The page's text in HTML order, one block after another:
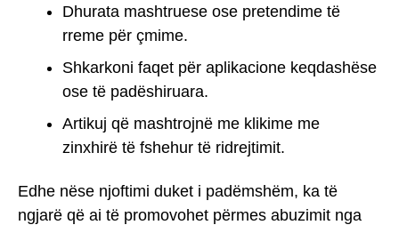
Dhurata mashtruese ose pretendime të
rreme për çmime.
Shkarkoni faqet për aplikacione keqdashëse
ose të padëshiruara.
Artikuj që mashtrojnë me klikime me
zinxhirë të fshehur të ridrejtimit.
Edhe nëse njoftimi duket i padëmshëm, ka të
ngjarë që ai të promovohet përmes abuzimit nga